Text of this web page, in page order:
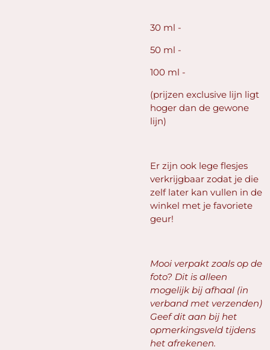
30 ml -
50 ml -
100 ml -
(prijzen exclusive lijn ligt
hoger dan de gewone
lijn)
Er zijn ook lege flesjes
verkrijgbaar zodat je die
zelf later kan vullen in de
winkel met je favoriete
geur!
Mooi verpakt zoals op de
foto? Dit is alleen
mogelijk bij afhaal (in
verband met verzenden)
Geef dit aan bij het
opmerkingsveld tijdens
het afrekenen.